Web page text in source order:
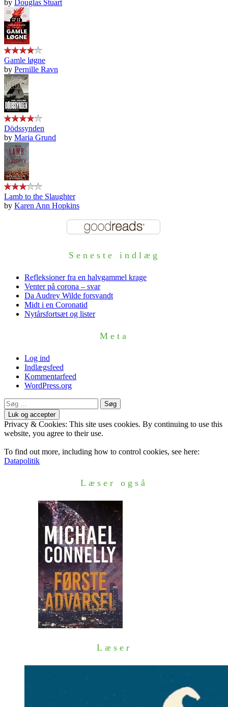
by Douglas Stuart
Gamle løgne
by Pernille Ravn
Dödssynden
by Maria Grund
Lamb to the Slaughter
by Karen Ann Hopkins
Seneste indlæg
Refleksioner fra en halvgammel krage
Venter på corona – svar
Da Audrey Wilde forsvandt
Midt i en Coronatid
Nytårsfortsæt og lister
Meta
Log ind
Indlægsfeed
Kommentarfeed
WordPress.org
Søg
efter:
Privacy & Cookies: This site uses cookies. By continuing to use this
website, you agree to their use.
To find out more, including how to control cookies, see here:
Datapolitik
Læser også
Læser